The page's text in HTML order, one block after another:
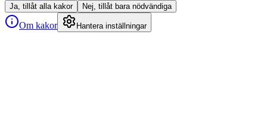
Ja, tillåt alla kakor Nej, tillåt bara nödvändiga
Om kakor Hantera inställningar